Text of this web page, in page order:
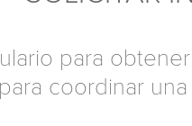
para obtener
para coordinar una